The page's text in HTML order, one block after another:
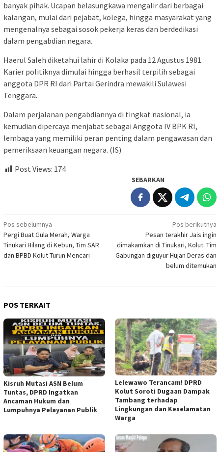
banyak pihak. Ucapan belasungkawa mengalir dari berbagai
kalangan, mulai dari pejabat, kolega, hingga masyarakat yang
mengenalnya sebagai sosok pekerja keras dan berdedikasi
dalam pengabdian negara.
Haerul Saleh diketahui lahir di Kolaka pada 12 Agustus 1981.
Karier politiknya dimulai hingga berhasil terpilih sebagai
anggota DPR RI dari Partai Gerindra mewakili Sulawesi
Tenggara.
Dalam perjalanan pengabdiannya di tingkat nasional, ia
kemudian dipercaya menjabat sebagai Anggota IV BPK RI,
lembaga yang memiliki peran penting dalam pengawasan dan
pemeriksaan keuangan negara. (IS)
Post Views: 174
SEBARKAN
Navigasi
pos
Pos sebelumnya
Pergi Buat Gula Merah, Warga
Tinukari Hilang di Kebun, Tim SAR
dan BPBD Kolut Turun Mencari
Pos berikutnya
Pesan terakhir Jais ingin
dimakamkan di Tinukari, Kolut. Tim
Gabungan diguyur Hujan Deras dan
belum ditemukan
POS TERKAIT
Kisruh Mutasi ASN Belum
Tuntas, DPRD Ingatkan
Ancaman Hukum dan
Lumpuhnya Pelayanan Publik
Lelewawo Terancam! DPRD
Kolut Soroti Dugaan Dampak
Tambang terhadap
Lingkungan dan Keselamatan
Warga